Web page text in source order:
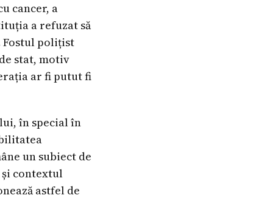
cancer, a
a refuzat să
Fostul polițist
stat, motiv
ar fi putut fi
în special în
un subiect de
contextul
astfel de